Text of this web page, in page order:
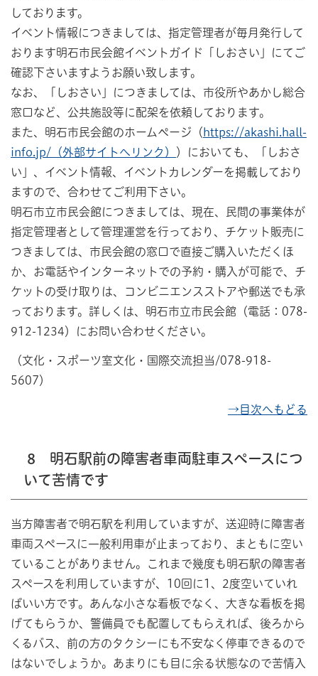
しております。
イベント情報につきましては、指定管理者が毎月発行して
おります明石市民会館イベントガイド「しおさい」にてご
確認下さいますようお願い致します。
なお、「しおさい」につきましては、市役所やあかし総合
窓口など、公共施設等に配架を依頼しております。
また、明石市民会館のホームページ（ https://akashi.hall-
info.jp/（外部サイトへリンク）
）においても、「しおさ
い」、イベント情報、イベントカレンダーを掲載しており
ますので、合わせてご利用下さい。
明石市立市民会館につきましては、現在、民間の事業体が
指定管理者として管理運営を行っており、チケット販売に
つきましては、市民会館の窓口で直接ご購入いただくほ
か、お電話やインターネットでの予約・購入が可能で、チ
ケットの受け取りは、コンビニエンスストアや郵送でも承
っております。詳しくは、明石市立市民会館（電話：078-
912-1234）にお問い合わせください。
（文化・スポーツ室文化・国際交流担当/078-918-
5607）
→目次へもどる
8 明石駅前の障害者車両駐車スペースにつ
いて苦情です
当方障害者で明石駅を利用していますが、送迎時に障害者
車両スペースに一般利用車が止まっており、まともに空い
ていることがありません。これまで幾度も明石駅の障害者
スペースを利用していますが、10回に1、2度空いていれ
ばいい方です。あんな小さな看板でなく、大きな看板を掲
げてもらうか、警備員でも配置してもらえれば、後ろから
くるバス、前の方のタクシーにも不安なく停車できるので
はないでしょうか。あまりにも目に余る状態なので苦情入